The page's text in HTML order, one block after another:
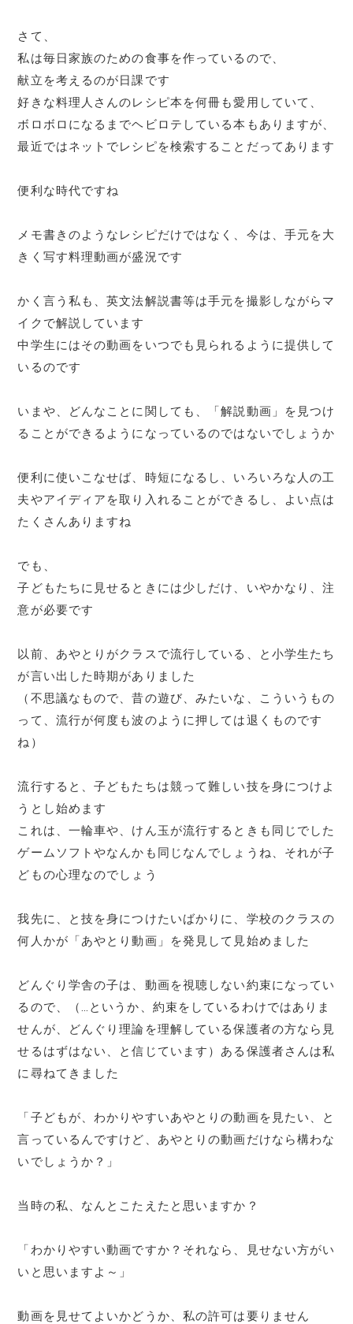
さて、
私は毎日家族のための食事を作っているので、
献立を考えるのが日課です
好きな料理人さんのレシピ本を何冊も愛用していて、
ボロボロになるまでヘビロテしている本もありますが、
最近ではネットでレシピを検索することだってあります
便利な時代ですね
メモ書きのようなレシピだけではなく、今は、手元を大
きく写す料理動画が盛況です
かく言う私も、英文法解説書等は手元を撮影しながらマ
イクで解説しています
中学生にはその動画をいつでも見られるように提供して
いるのです
いまや、どんなことに関しても、「解説動画」を見つけ
ることができるようになっているのではないでしょうか
便利に使いこなせば、時短になるし、いろいろな人の工
夫やアイディアを取り入れることができるし、よい点は
たくさんありますね
でも、
子どもたちに見せるときには少しだけ、いやかなり、注
意が必要です
以前、あやとりがクラスで流行している、と小学生たち
が言い出した時期がありました
（不思議なもので、昔の遊び、みたいな、こういうもの
って、流行が何度も波のように押しては退くものです
ね）
流行すると、子どもたちは競って難しい技を身につけよ
うとし始めます
これは、一輪車や、けん玉が流行するときも同じでした
ゲームソフトやなんかも同じなんでしょうね、それが子
どもの心理なのでしょう
我先に、と技を身につけたいばかりに、学校のクラスの
何人かが「あやとり動画」を発見して見始めました
どんぐり学舎の子は、動画を視聴しない約束になってい
るので、（…というか、約束をしているわけではありま
せんが、どんぐり理論を理解している保護者の方なら見
せるはずはない、と信じています）ある保護者さんは私
に尋ねてきました
「子どもが、わかりやすいあやとりの動画を見たい、と
言っているんですけど、あやとりの動画だけなら構わな
いでしょうか？」
当時の私、なんとこたえたと思いますか？
「わかりやすい動画ですか？それなら、見せない方がい
いと思いますよ～」
動画を見せてよいかどうか、私の許可は要りません